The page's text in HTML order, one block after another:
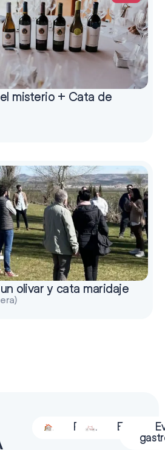
misterio + Cata de
olivar y cata maridaje
Alojamiento
Restauración
Actividades